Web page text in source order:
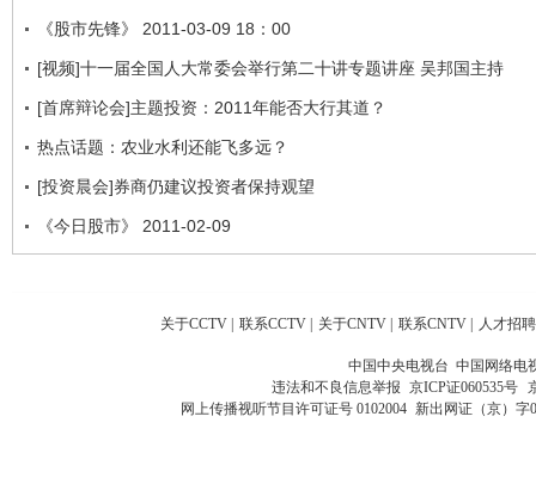
《股市先锋》 2011-03-09 18：00
[视频]十一届全国人大常委会举行第二十讲专题讲座 吴邦国主持
[首席辩论会]主题投资：2011年能否大行其道？
热点话题：农业水利还能飞多远？
[投资晨会]券商仍建议投资者保持观望
《今日股市》 2011-02-09
关于CCTV | 联系CCTV | 关于CNTV | 联系CNTV | 人才招聘
中国中央电视台 中国网络电
违法和不良信息举报 京ICP证060535号
网上传播视听节目许可证号 0102004 新出网证（京）